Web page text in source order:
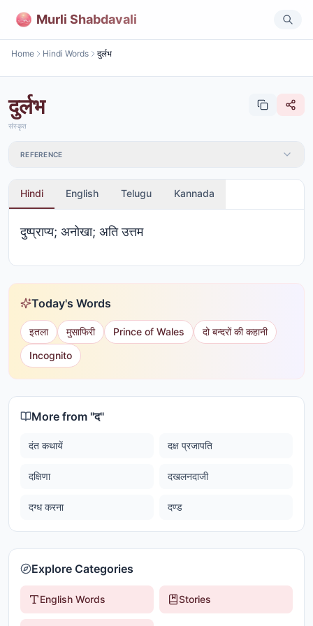
Murli Shabdavali
Home Hindi Words दुर्लभ
दुर्लभ
संस्कृत
REFERENCE
Hindi English Telugu Kannada
दुष्प्राप्य; अनोखा; अति उत्तम
Today's Words
इतला मुसाफिरी Prince of Wales
दो बन्दरों की कहानी
Incognito
More from "द"
दंत कथायें दक्ष प्रजापति
दक्षिणा दखलनदाजी
दग्ध करना दण्ड
Explore Categories
English Words Stories